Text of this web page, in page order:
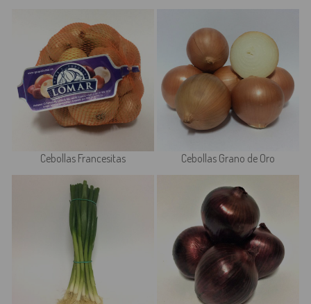
Cebollas Francesitas Cebollas Grano de Oro